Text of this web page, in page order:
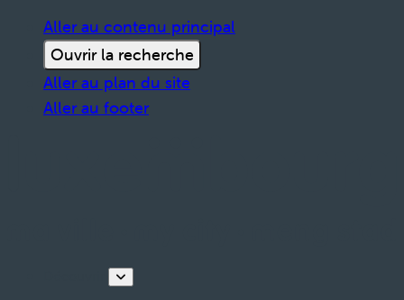
Aller au contenu principal
Ouvrir la recherche
Aller au plan du site
Aller au footer